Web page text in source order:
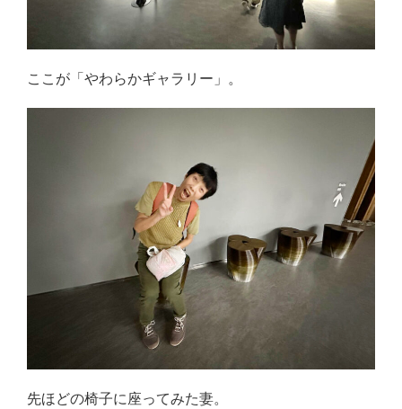
ここが「やわらかギャラリー」。
先ほどの椅子に座ってみた妻。